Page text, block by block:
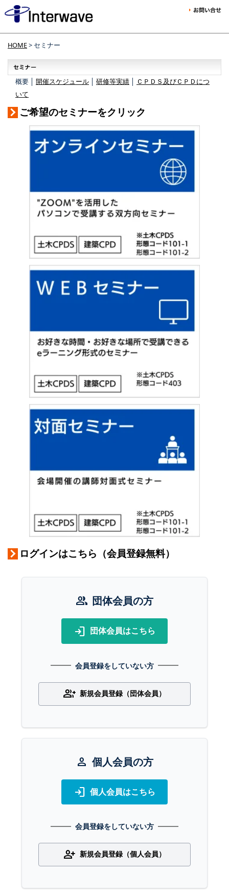
HOME> セミナー
概要 │ 開催スケジュール 研修等実績
ＣＰＤＳ及びＣＰＤにつ
いて
ご希望のセミナーをクリック
ログインはこちら（会員登録無料）
group 団体会員の方
login 団体会員はこちら
会員登録をしていない方
group_add 新規会員登録（団体会員）
person 個人会員の方
login 個人会員はこちら
会員登録をしていない方
person_add 新規会員登録（個人会員）